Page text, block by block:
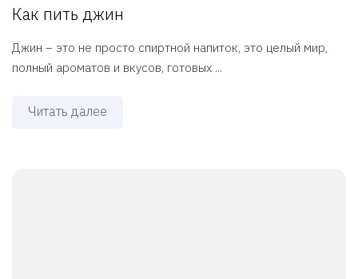
Как пить джин
Джин – это не просто спиртной напиток, это целый мир,
полный ароматов и вкусов, готовых ...
Читать далее